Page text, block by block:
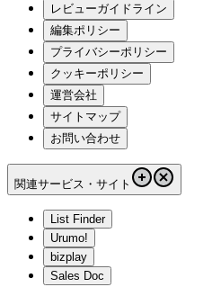
レビューガイドライン
編集ポリシー
プライバシーポリシー
クッキーポリシー
運営会社
サイトマップ
お問い合わせ
関連サービス・サイト
List Finder
Urumo!
bizplay
Sales Doc